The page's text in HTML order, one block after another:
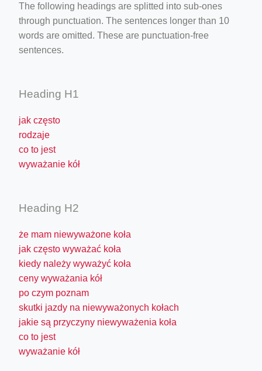
The following headings are splitted into sub-ones
through punctuation. The sentences longer than 10
words are omitted. These are punctuation-free
sentences.
Heading H1
jak często
rodzaje
co to jest
wyważanie kół
Heading H2
że mam niewyważone koła
jak często wyważać koła
kiedy należy wyważyć koła
ceny wyważania kół
po czym poznam
skutki jazdy na niewyważonych kołach
jakie są przyczyny niewyważenia koła
co to jest
wyważanie kół